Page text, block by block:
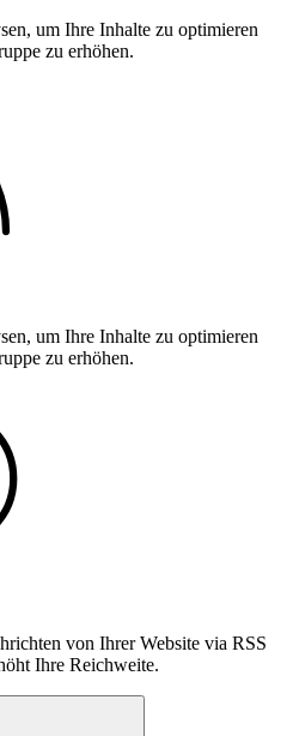
um Ihre Inhalte zu optimieren
zu erhöhen.
um Ihre Inhalte zu optimieren
zu erhöhen.
von Ihrer Website via RSS
Ihre Reichweite.